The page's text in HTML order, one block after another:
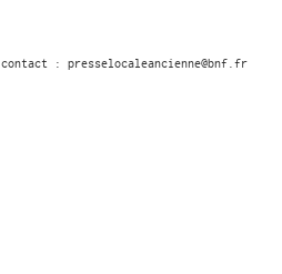
contact : presselocaleancienne@bnf.fr